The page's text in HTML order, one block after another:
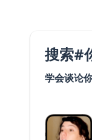
搜索#
学会谈论